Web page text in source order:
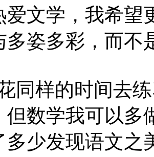
爱文学，我希望
多姿多彩，而不
样的时间去练
但数学我可以多
多少发现语文之